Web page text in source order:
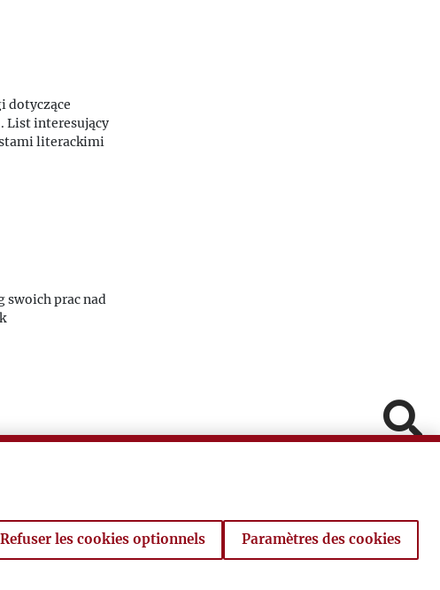
dotyczące
. List interesujący
literackimi
swoich prac nad
Refuser les cookies optionnels Paramètres des cookies